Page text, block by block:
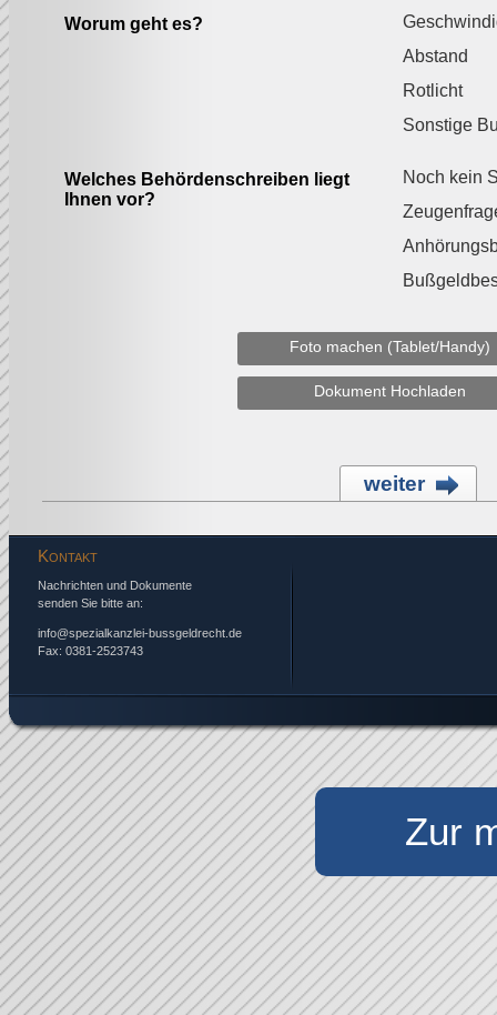
Worum geht es?
Abstand
Rotlicht
Sonstige
Welches Behördenschreiben liegt
Ihnen vor?
Noch kein
Foto machen (Tablet/Handy)
Dokument Hochladen
weiter
Kontakt
Nachrichten und Dokumente
senden Sie bitte an:
info@spezialkanzlei-bussgeldrecht.de
Fax: 0381-2523743
Zur